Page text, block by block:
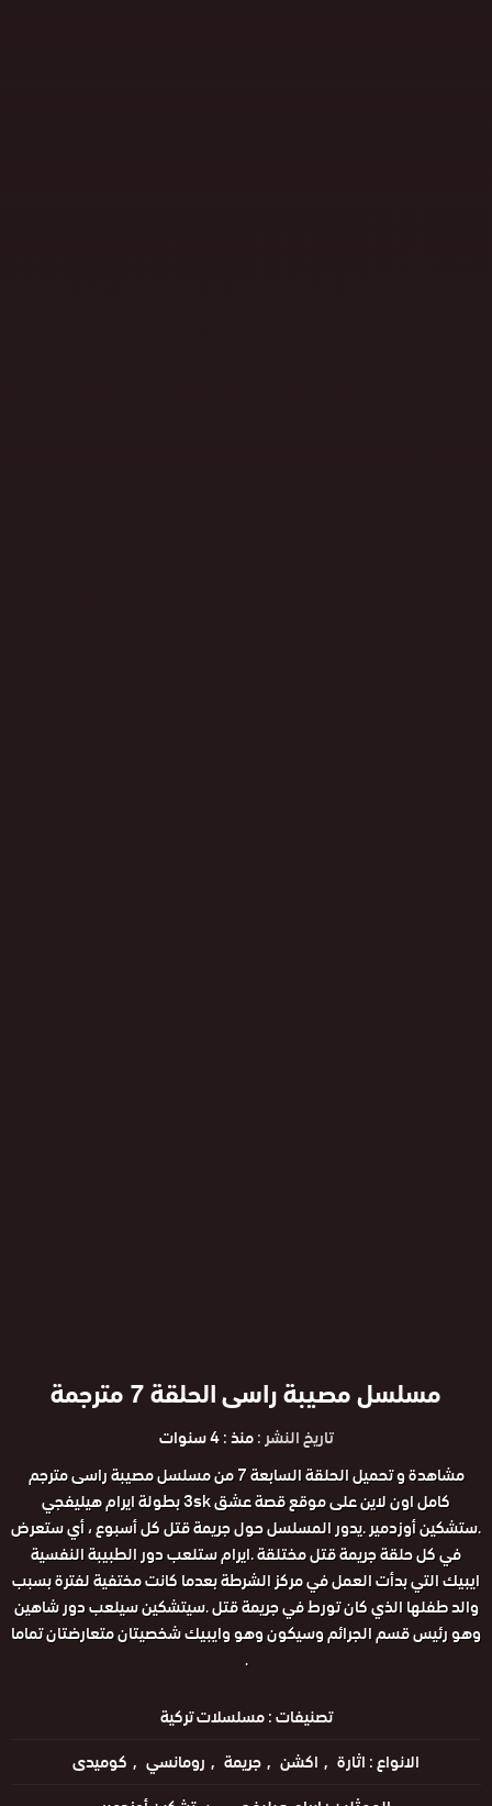
مسلسل مصيبة راسى الحلقة 7 مترجمة
تاريخ النشر :منذ : 4 سنوات
مشاهدة و تحميل الحلقة السابعة 7 من مسلسل مصيبة راسى مترجم
كامل اون لاين على موقع قصة عشق 3sk بطولة ايرام هيليفجي
.ستشكين أوزدمير .يدور المسلسل حول جريمة قتل كل أسبوع ، أي ستعرض
في كل حلقة جريمة قتل مختلقة .ايرام ستلعب دور الطبيبة النفسية
ايبيك التي بدأت العمل في مركز الشرطة بعدما كانت مختفية لفترة بسبب
والد طفلها الذي كان تورط في جريمة قتل .سيتشكين سيلعب دور شاهين
وهو رئيس قسم الجرائم وسيكون وهو وايبيك شخصيتان متعارضتان تماما
.
تصنيفات :مسلسلات تركية
الانواع :اثارة اكشن جريمة رومانسي
كوميدى